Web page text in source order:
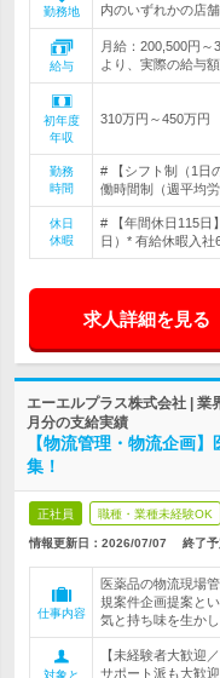
勤務地
内のいずれかの店
給与
月給：200,500円
より、実際の給与
初年度
年収
310万円～450万円
勤務
時間
# 【シフト制（1日
働時間制（週平均
休日
休暇
# 【年間休日115日
日）* 有給休暇入社
求人詳細を見る
エーエルプラス株式会社 | 業
月分の支給実績
【物流管理・物流企画
集！
正社員 職種・業種未経験OK
情報更新日：2026/07/07 終了予
仕事内容
医薬品の物流現場
規案件企画提案と
気と持ち味を生か
対象と
【未経験者大歓迎
サポート派も大歓